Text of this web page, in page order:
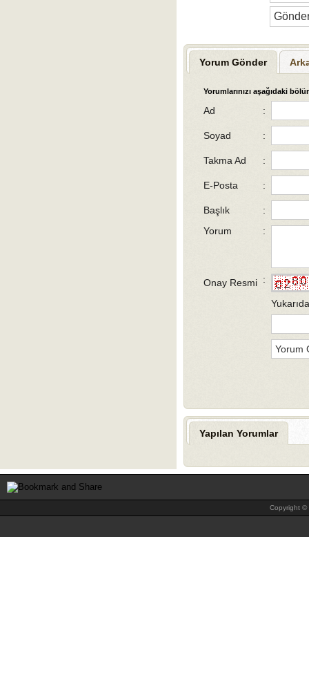
Yorum Gönder
Yorumlarınızı aşağıdaki
Ad :
Soyad :
Takma Ad :
E-Posta :
Başlık
:
Yorum
:
Onay Resmi :
Yapılan Yorumlar
Copyright ©